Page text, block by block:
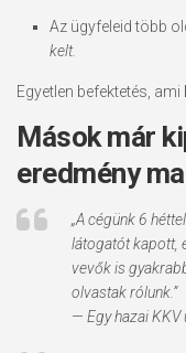
Az ügyfeleid több
kelt.
Egyetlen befektetés, ami
Mások már
eredmény
„A cégünk 6
látogatót kapott,
vevők is
olvastak rólunk.”
— Egy hazai KKV